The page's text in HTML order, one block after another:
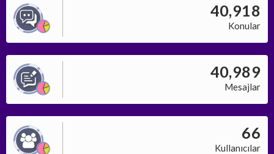
40,918
Konular
40,989
Mesajlar
66
Kullanıcılar